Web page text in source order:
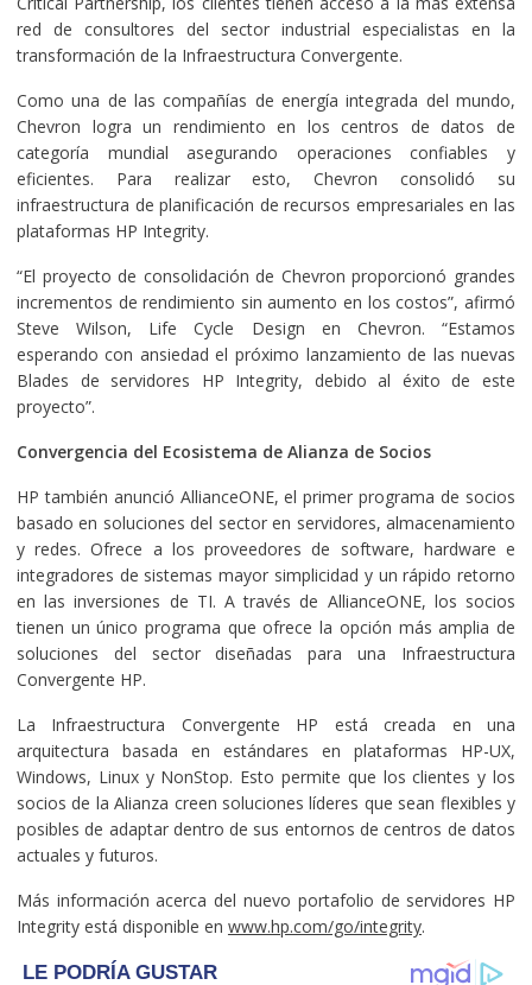
red de consultores del sector industrial especialistas en la
transformación de la Infraestructura Convergente.
Como una de las compañías de energía integrada del mundo,
Chevron logra un rendimiento en los centros de datos de
categoría mundial asegurando operaciones confiables y
eficientes. Para realizar esto, Chevron consolidó su
infraestructura de planificación de recursos empresariales en las
plataformas HP Integrity.
“El proyecto de consolidación de Chevron proporcionó grandes
incrementos de rendimiento sin aumento en los costos”, afirmó
Steve Wilson, Life Cycle Design en Chevron. “Estamos
esperando con ansiedad el próximo lanzamiento de las nuevas
Blades de servidores HP Integrity, debido al éxito de este
proyecto”.
Convergencia del Ecosistema de Alianza de Socios
HP también anunció AllianceONE, el primer programa de socios
basado en soluciones del sector en servidores, almacenamiento
y redes. Ofrece a los proveedores de software, hardware e
integradores de sistemas mayor simplicidad y un rápido retorno
en las inversiones de TI. A través de AllianceONE, los socios
tienen un único programa que ofrece la opción más amplia de
soluciones del sector diseñadas para una Infraestructura
Convergente HP.
La Infraestructura Convergente HP está creada en una
arquitectura basada en estándares en plataformas HP-UX,
Windows, Linux y NonStop. Esto permite que los clientes y los
socios de la Alianza creen soluciones líderes que sean flexibles y
posibles de adaptar dentro de sus entornos de centros de datos
actuales y futuros.
Más información acerca del nuevo portafolio de servidores HP
Integrity está disponible en www.hp.com/go/integrity.